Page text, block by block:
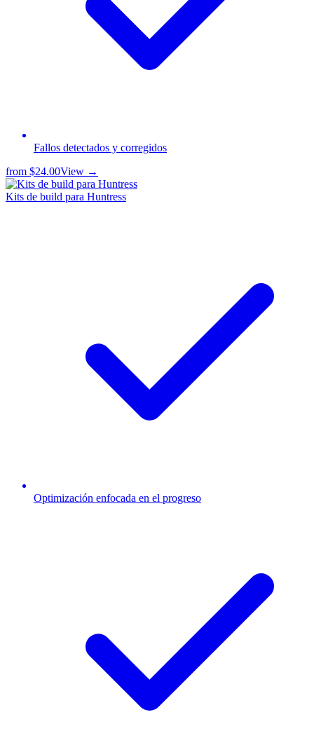
Fallos detectados y corregidos
from $24.00View →
Kits de build para Huntress
Optimización enfocada en el progreso